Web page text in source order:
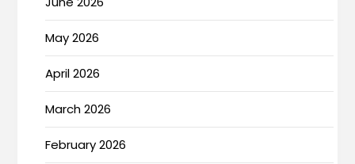
May 2026
April 2026
March 2026
February 2026